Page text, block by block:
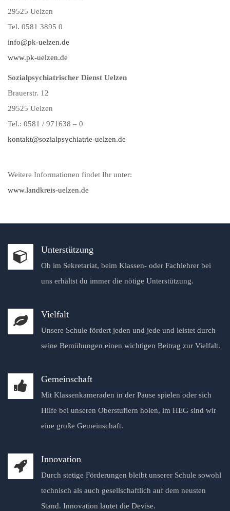
29525 Uelzen
Tel. 0581 3895 0
info@pk-uelzen.de
www.pk-uelzen.de
Sozialpsychiatrischer Dienst Uelzen
Brauerstr. 12
29525 Uelzen
Tel.: 0581 / 971638 – 0
kontakt@sozialpsychiatrie-uelzen.de
Weitere Informationen findet Ihr unter:
www.landkreis-uelzen.de
Unterstützung
Ob im Sekretariat, beim Klassen- oder Fachlehrer bei
uns erhältst du immer die nötige Unterstützung.
Vielfalt
Unsere Schule fördert jeden und jede und leistet durch
seine Bemühungen einen wichtigen Beitrag zur Vielfalt.
Gemeinschaft
Mit Klassenkameraden in der Pause spielen oder sich
Hilfe bei unseren Oberstuflern holen, im HEG sind wir
eine große Gemeinschaft.
Innovation
Durch stetige Förderungen bleibt unserer Schule sowohl
technisch als auch gesellschaftlich auf dem neusten
Stand. Innovation lautet die Devise.